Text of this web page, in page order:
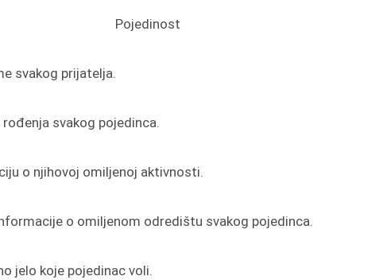
Pojedinost
svakog prijatelja.
svakog pojedinca.
o njihovoj omiljenoj aktivnosti.
o omiljenom odredištu svakog pojedinca.
jelo koje pojedinac voli.